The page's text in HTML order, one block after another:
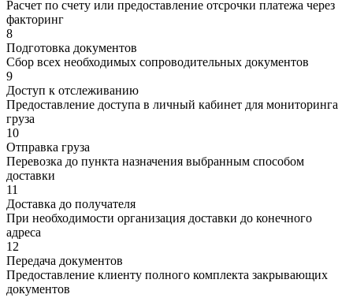
Расчет по счету или предоставление отсрочки платежа через
факторинг
8
Подготовка документов
Сбор всех необходимых сопроводительных документов
9
Доступ к отслеживанию
Предоставление доступа в личный кабинет для мониторинга
груза
10
Отправка груза
Перевозка до пункта назначения выбранным способом
доставки
11
Доставка до получателя
При необходимости организация доставки до конечного
адреса
12
Передача документов
Предоставление клиенту полного комплекта закрывающих
документов